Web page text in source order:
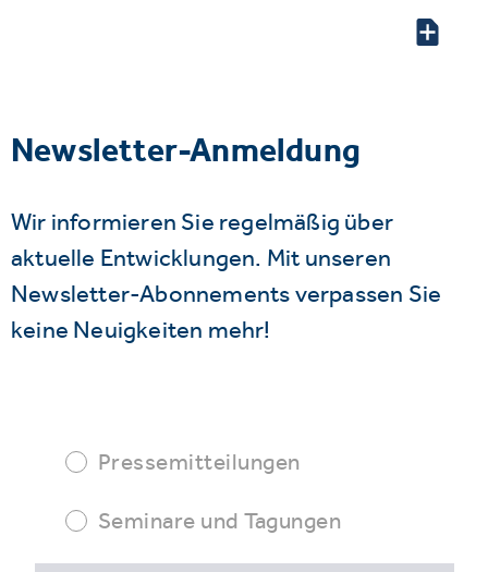
Newsletter-Anmeldung
Wir informieren Sie regelmäßig über
aktuelle Entwicklungen. Mit unseren
Newsletter-Abonnements verpassen Sie
keine Neuigkeiten mehr!
Pressemitteilungen
Seminare und Tagungen